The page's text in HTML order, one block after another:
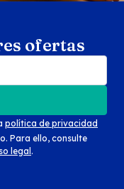
ofertas
política de privacidad
Para ello, consulte
legal .